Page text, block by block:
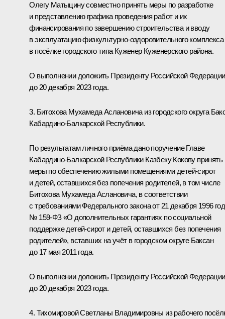
Олегу Матыцину совместно принять меры по разработке
и представлению графика проведения работ и их
финансирования по завершению строительства и вводу
в эксплуатацию физкультурно-оздоровительного комплекса
в посёлке городского типа Куженер Куженерского района.
О выполнении доложить Президенту Российской Федерации
до 20 декабря 2023 года.
3. Битохова Мухамеда Аслановича из городского округа
Кабардино-Балкарской Республики.
По результатам личного приёма дано поручение Главе
Кабардино-Балкарской Республики Казбеку Кокову принять
меры по обеспечению жилыми помещениями детей-сирот
и детей, оставшихся без попечения родителей, в том числе
Битохова Мухамеда Аслановича, в соответствии
с требованиями Федерального закона от 21 декабря 1996
№ 159-ФЗ «О дополнительных гарантиях по социальной
поддержке детей-сирот и детей, оставшихся без попечения
родителей», вставших на учёт в городском округе Баксан
до 17 мая 2011 года.
О выполнении доложить Президенту Российской Федерации
до 20 декабря 2023 года.
4. Тихомировой Светланы Владимировны из рабочего